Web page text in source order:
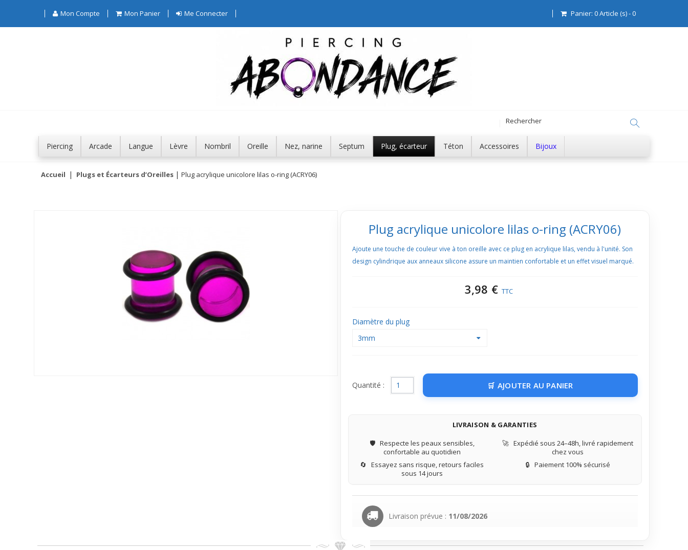
Mon Compte Mon Panier Me Connecter Panier: 0Article (s)-0
Piercing Arcade Langue Lèvre Nombril Oreille Nez, narine Septum Plug, écarteur Téton Accessoires Bijoux
Accueil Plugs et Écarteurs d’Oreilles Plug acrylique unicolore lilas o-ring (ACRY06)
Plug acrylique unicolore lilas o-ring (ACRY06)
Ajoute une touche de couleur vive à ton oreille avec ce plug en acrylique lilas, vendu à l'unité. Son
design cylindrique aux anneaux silicone assure un maintien confortable et un effet visuel marqué.
3,98 € TTC
Diamètre du plug
3mm
Quantité : AJOUTER AU PANIER
LIVRAISON & GARANTIES
🛡️ Respecte les peaux sensibles,
confortable au quotidien
🚀 Expédié sous 24–48h, livré rapidement
chez vous
🔄 Essayez sans risque, retours faciles
sous 14 jours
🔒 Paiement 100% sécurisé
Livraison prévue : 11/08/2026